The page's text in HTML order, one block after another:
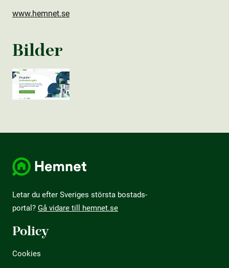
www.hemnet.se
Bilder
Letar du efter Sveriges största bostads­
portal? Gå vidare till hemnet.se
Policy
Cookies